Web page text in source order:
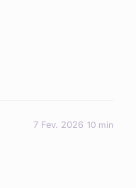
7 Fev. 2026 10 min